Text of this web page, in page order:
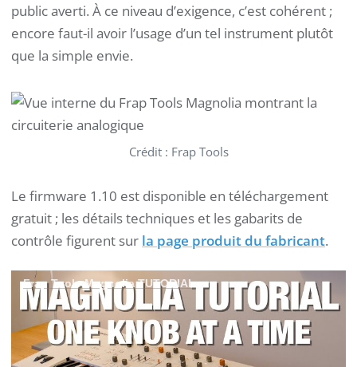
public averti. À ce niveau d’exigence, c’est cohérent ;
encore faut-il avoir l’usage d’un tel instrument plutôt
que la simple envie.
Crédit : Frap Tools
Le firmware 1.10 est disponible en téléchargement
gratuit ; les détails techniques et les gabarits de
contrôle figurent sur la page produit du fabricant.
Frap Tools Magnolia TUTORIAL